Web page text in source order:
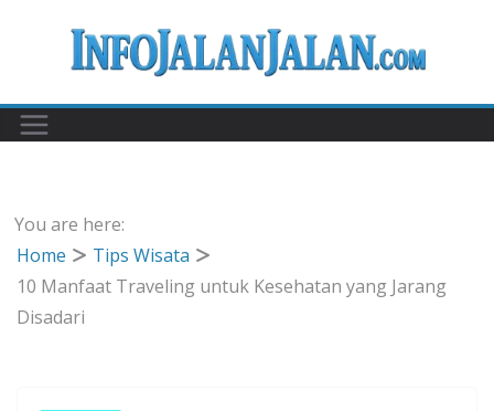
You are here:
Home
Tips Wisata
10 Manfaat Traveling untuk Kesehatan yang Jarang
Disadari